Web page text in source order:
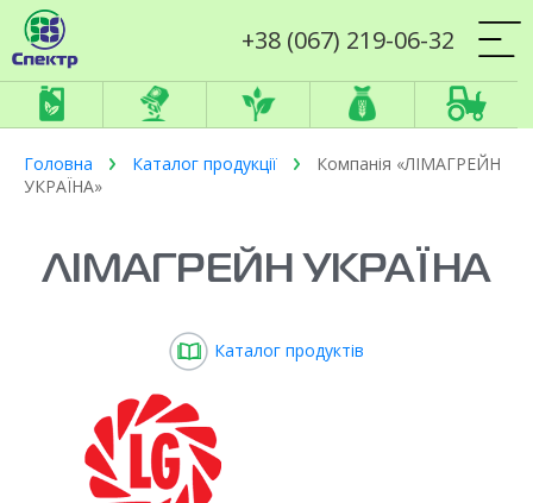
+38 (067) 219-06-32
Головна Каталог продукції
Компанія «ЛІМАГРЕЙН
УКРАЇНА»
ЛІМАГРЕЙН УКРАЇНА
Каталог продуктів